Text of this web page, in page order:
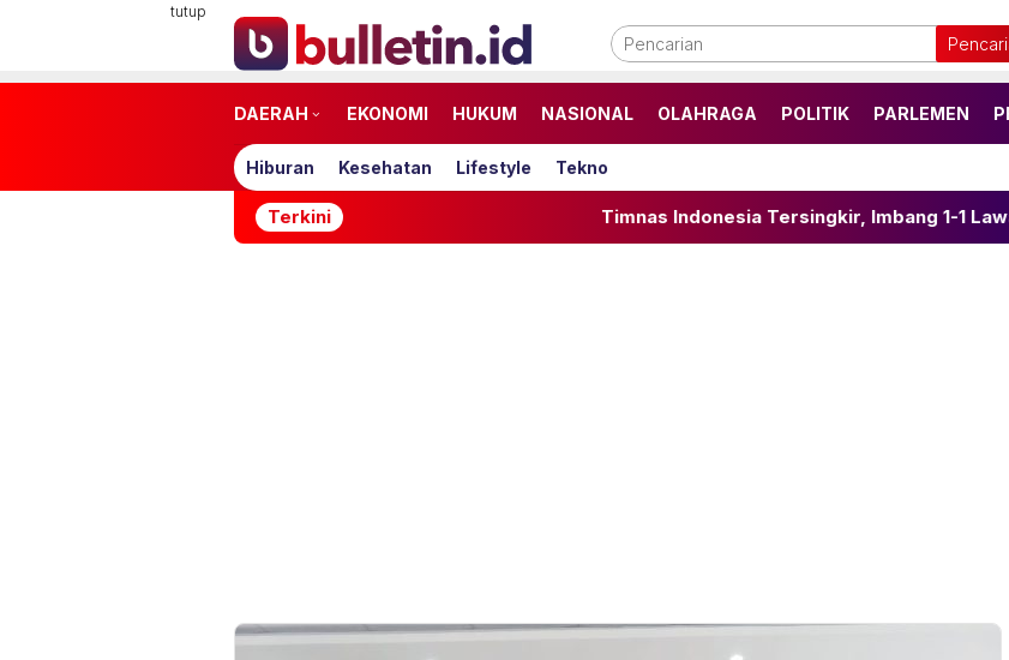
tutup
DAERAH EKONOMI HUKUM NASIONAL OLAHRAGA POLITIK PARLEMEN
Hiburan Kesehatan Lifestyle Tekno
Terkini Timnas Indonesia Tersingkir, Imbang 1-1 Lawan